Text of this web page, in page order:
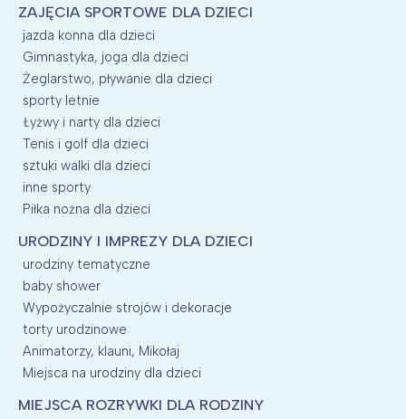
ZAJĘCIA SPORTOWE DLA DZIECI
jazda konna dla dzieci
Gimnastyka, joga dla dzieci
Żeglarstwo, pływanie dla dzieci
sporty letnie
Łyżwy i narty dla dzieci
Tenis i golf dla dzieci
sztuki walki dla dzieci
inne sporty
Piłka nożna dla dzieci
URODZINY I IMPREZY DLA DZIECI
urodziny tematyczne
baby shower
Wypożyczalnie strojów i dekoracje
torty urodzinowe
Animatorzy, klauni, Mikołaj
Miejsca na urodziny dla dzieci
MIEJSCA ROZRYWKI DLA RODZINY